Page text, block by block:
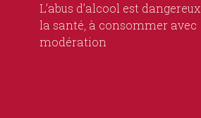
L’abus d’alcool est
la santé, à consommer avec
modération